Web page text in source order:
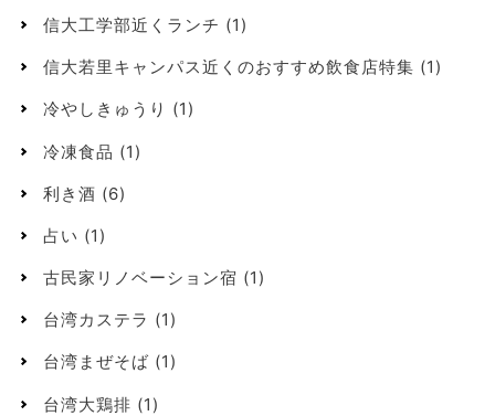
信大工学部近くランチ (1)
信大若里キャンパス近くのおすすめ飲食店特集 (1)
冷やしきゅうり (1)
冷凍食品 (1)
利き酒 (6)
占い (1)
古民家リノベーション宿 (1)
台湾カステラ (1)
台湾まぜそば (1)
台湾大鶏排 (1)